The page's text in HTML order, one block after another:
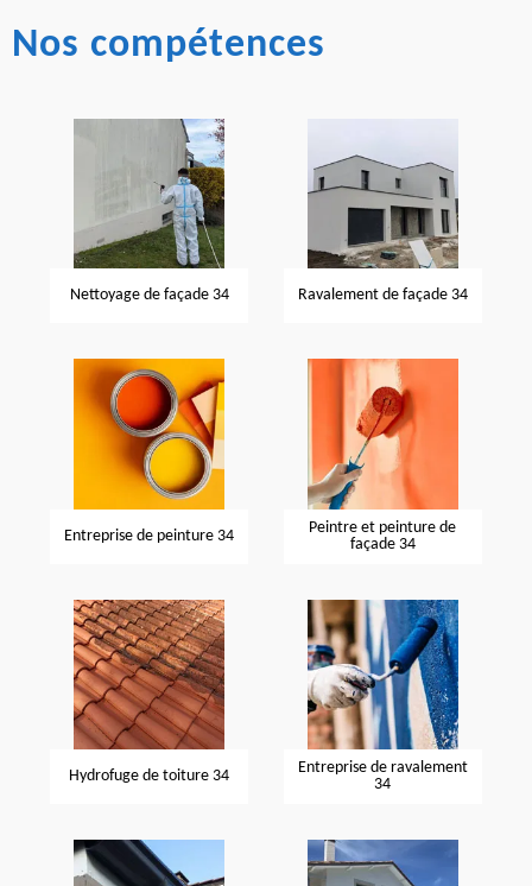
Nos compétences
Nettoyage de façade 34 Ravalement de façade 34
Entreprise de peinture 34
Peintre et peinture de
façade 34
Hydrofuge de toiture 34
Entreprise de ravalement
34